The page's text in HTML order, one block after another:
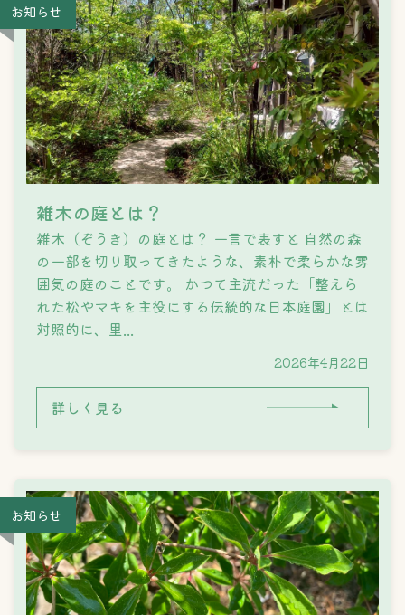
お知らせ
雑木の庭とは？
雑木（ぞうき）の庭とは？ 一言で表すと 自然の森
の一部を切り取ってきたような、素朴で柔らかな雰
囲気の庭のことです。 ​かつて主流だった「整えら
れた松やマキを主役にする伝統的な日本庭園」とは
対照的に、里...
2026年4月22日
詳しく見る
お知らせ